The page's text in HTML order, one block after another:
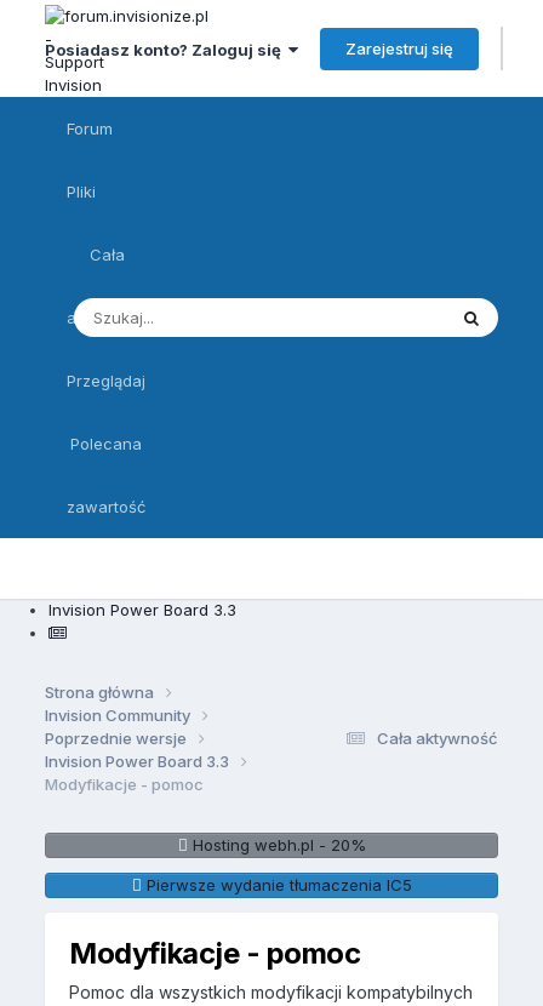
Posiadasz konto? Zaloguj się Zarejestruj się
Forum
Pliki
Cała
aktywność
Przeglądaj
Polecana
zawartość
Invision Power Board 3.3
Cała aktywność
Strona główna
Invision Community
Poprzednie wersje
Invision Power Board 3.3
Modyfikacje - pomoc
Hosting webh.pl - 20%
Pierwsze wydanie tłumaczenia IC5
Modyfikacje - pomoc
Pomoc dla wszystkich modyfikacji kompatybilnych